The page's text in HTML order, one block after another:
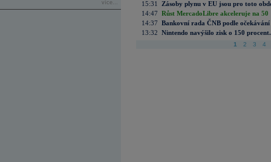
více...
15:31
Zásoby plynu v EU jsou pro toto
14:47 Růst MercadoLibre akceleruje na
14:37 Bankovní rada ČNB podle
13:32 Nintendo navýšilo zisk o 150
1 2 3 4